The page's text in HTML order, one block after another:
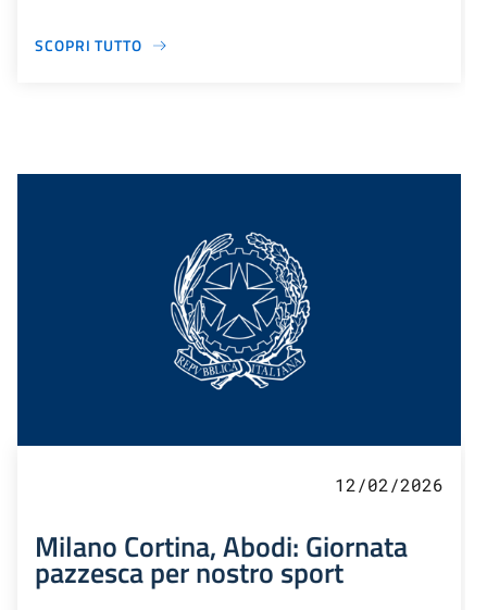
SCOPRI TUTTO
12/02/2026
Milano Cortina, Abodi: Giornata
pazzesca per nostro sport